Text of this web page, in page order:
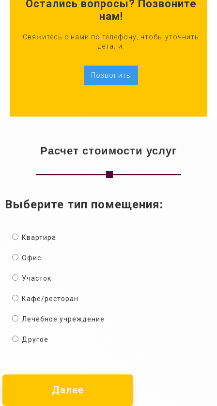
Остались вопросы? Позвоните
нам!
Свяжитесь с нами по телефону, чтобы уточнить
детали.
Позвонить
Расчет стоимости услуг
Выберите тип помещения:
Квартира
Офис
Участок
Кафе/ресторан
Лечебное учреждение
Другое
Далее